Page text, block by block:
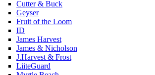
Cutter & Buck
Geyser
Fruit of the Loom
ID
James Harvest
James & Nicholson
J.Harvest & Frost
LiiteGuard